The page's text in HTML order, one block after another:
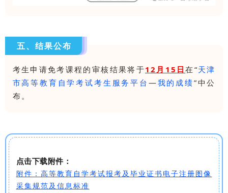
五、结果公布
考生申请免考课程的审核结果将于12月15日在“天津
市高等教育自学考试考生服务平台 —我的成绩”中公
布。
点击下载附件：
附件：高等教育自学考试报考及毕业证书电子注册图像
采集规范及信息标准